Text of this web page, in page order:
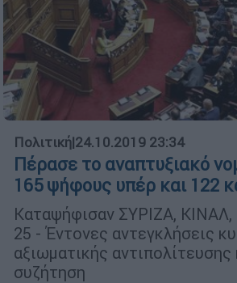
Πολιτική|24.10.2019 23:34
Πέρασε το αναπτυξιακό
165 ψήφους υπέρ και 122
Καταψήφισαν ΣΥΡΙΖΑ,
25 - Έντονες αντεγκλήσεις
αξιωματικής αντιπολίτευσης
συζήτηση